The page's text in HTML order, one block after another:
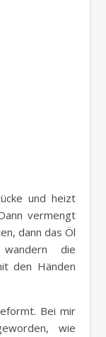
und heizt
vermengt
dann das Öl
die
den Händen
Bei mir
wie